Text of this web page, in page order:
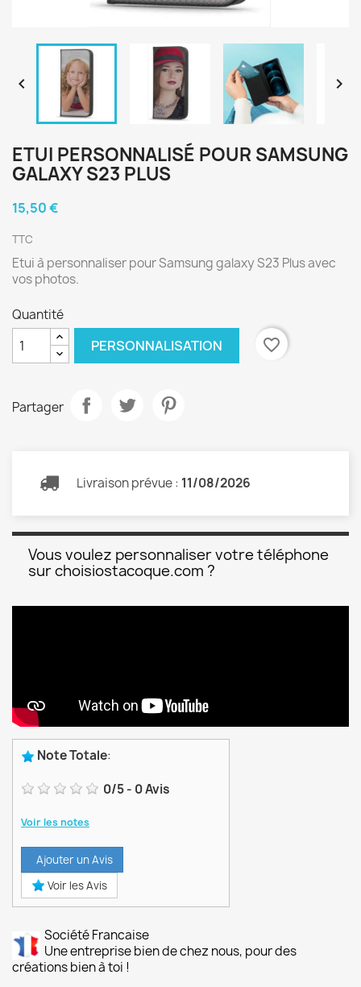
 
ETUI PERSONNALISÉ POUR SAMSUNG
GALAXY S23 PLUS
15,50 €
TTC
Etui à personnaliser pour Samsung galaxy S23 Plus avec
vos photos.
Quantité
PERSONNALISATION favorite_border
Partager
Livraison prévue : 11/08/2026
Vous voulez personnaliser votre téléphone
sur choisiostacoque.com ?
Note Totale:
0/5- 0Avis
Voir les notes
Ajouter un Avis
Voir les Avis
Société Francaise
Une entreprise bien de chez nous, pour des
créations bien à toi !